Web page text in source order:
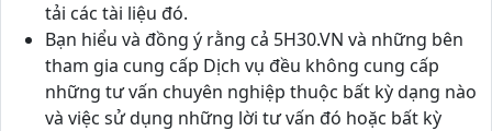
tải các tài liệu đó.
Bạn hiểu và đồng ý rằng cả 5H30.VN và những bên
tham gia cung cấp Dịch vụ đều không cung cấp
những tư vấn chuyên nghiệp thuộc bất kỳ dạng nào
và việc sử dụng những lời tư vấn đó hoặc bất kỳ